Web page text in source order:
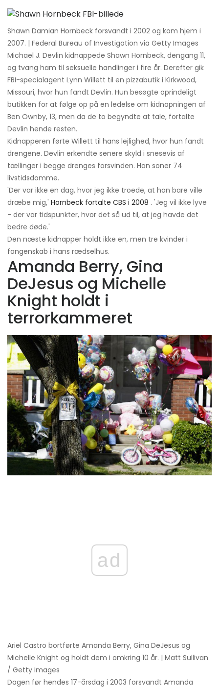
Shawn Damian Hornbeck forsvandt i 2002 og kom hjem i
2007. | Federal Bureau of Investigation via Getty Images
Michael J. Devlin kidnappede Shawn Hornbeck, dengang 11,
og tvang ham til seksuelle handlinger i fire år. Derefter gik
FBI-specialagent Lynn Willett til en pizzabutik i Kirkwood,
Missouri, hvor hun fandt Devlin. Hun besøgte oprindeligt
butikken for at følge op på en ledelse om kidnapningen af ​​
Ben Ownby, 13, men da de to begyndte at tale, fortalte
Devlin hende resten.
Kidnapperen førte Willett til hans lejlighed, hvor hun fandt
drengene. Devlin erkendte senere skyld i snesevis af
tællinger i begge drenges forsvinden. Han soner 74
livstidsdomme.
'Der var ikke en dag, hvor jeg ikke troede, at han bare ville
dræbe mig,' Hornbeck fortalte CBS i 2008 . 'Jeg vil ikke lyve
- der var tidspunkter, hvor det så ud til, at jeg havde det
bedre døde.'
Den næste kidnapper holdt ikke en, men tre kvinder i
fangenskab i hans rædselhus.
Amanda Berry, Gina
DeJesus og Michelle
Knight holdt i
terrorkammeret
ad
Ariel Castro bortførte Amanda Berry, Gina DeJesus og
Michelle Knight og holdt dem i omkring 10 år. | Matt Sullivan
/ Getty Images
Dagen før hendes 17-årsdag i 2003 forsvandt Amanda